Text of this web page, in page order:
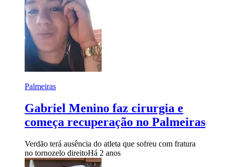
Palmeiras
Gabriel Menino faz cirurgia e
começa recuperação no Palmeiras
Verdão terá ausência do atleta que sofreu com fratura
no tornozelo direitoHá 2 anos